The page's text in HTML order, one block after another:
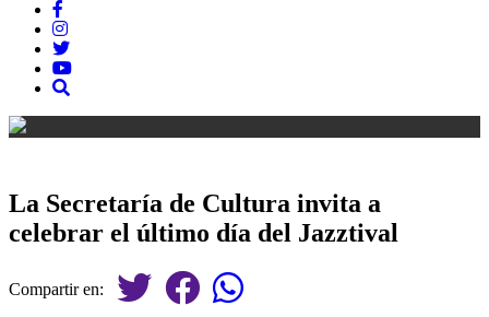
La Secretaría de Cultura invita a
celebrar el último día del Jazztival
Compartir en: